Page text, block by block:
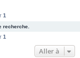
c
1
recherche.
1
Aller à